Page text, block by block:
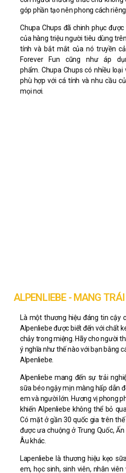
góp phần tạo nên phong cách riêng.
Chupa Chups đã chinh phục
của hàng triệu người tiêu dùng
tính và bắt mắt của nó truyền
Forever Fun cũng như áp
phẩm. Chupa Chups có nhiều
phù hợp với cá tính và nhu cầu
mọi nơi.
ALPENLIEBE - MANG
Là một thương hiệu đáng tin cậy
Alpenliebe được biết đến với chất
chảy trong miệng. Hãy cho người
ý nghĩa như thế nào với bạn bằng
Alpenliebe.
Alpenliebe mang đến sự trải
sữa béo ngậy mịn màng hấp dẫn
em và người lớn. Hương vị phong
khiến Alpenliebe không thể bỏ
Có mặt ở gần 30 quốc gia trên
được ưa chuộng ở Trung Quốc,
Âu khác.
Lapenliebe là thương hiệu kẹo
em, học sinh, sinh viên, nhân